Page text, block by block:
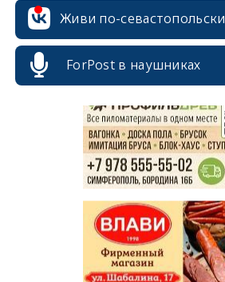
Живи по-севастопольски
ForPost в наушниках